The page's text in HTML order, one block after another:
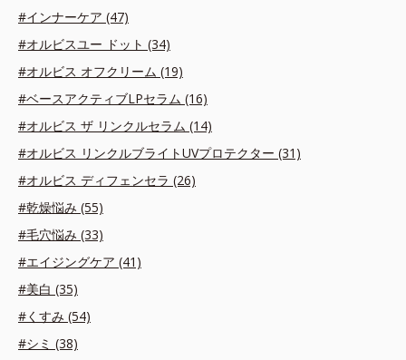
#インナーケア (47)
#オルビスユー ドット (34)
#オルビス オフクリーム (19)
#ベースアクティブLPセラム (16)
#オルビス ザ リンクルセラム (14)
#オルビス リンクルブライトUVプロテクター (31)
#オルビス ディフェンセラ (26)
#乾燥悩み (55)
#毛穴悩み (33)
#エイジングケア (41)
#美白 (35)
#くすみ (54)
#シミ (38)